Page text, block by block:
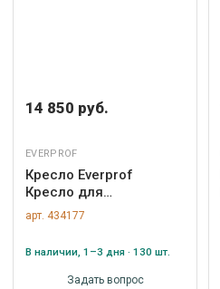
14 850 руб.
EVERPROF
Кресло Everprof
Кресло для
посетителей Everprof
Kent (Кент) CF Экокожа
арт. 434177
В наличии, 1–3 дня · 130 шт.
Задать вопрос